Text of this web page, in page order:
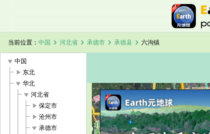
当前位置： 中国 chevron_right 河北省 chevron_right 承德市 chevron_right 承德县 chevron_right 六沟镇
play_arrow 中国
play_arrow 东北
play_arrow 华北
play_arrow 河北省
play_arrow 保定市
play_arrow 沧州市
play_arrow 承德市
六沟镇卫星地图加载中，请稍候...